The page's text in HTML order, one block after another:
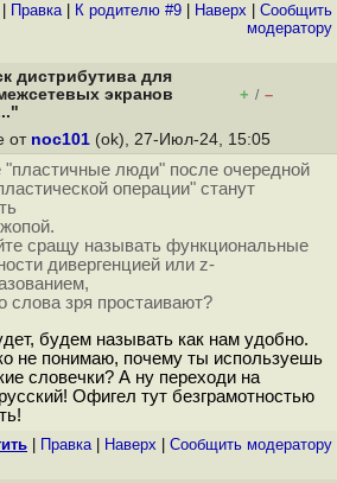
Правка| К родителю #9 Наверх
Cообщить
модератору
дистрибутива для
экранов
+ / –
от noc101 (ok), 27-Июл-24, 15:05
"пластичные люди" после очередной
операции" станут
сращу называть функциональные
дивергенцией или z-
слова зря простаивают?
будем называть как нам удобно.
не понимаю, почему ты используешь
словечки? А ну переходи на
Офигел тут безграмотностью
Правка| Наверх Cообщить модератору